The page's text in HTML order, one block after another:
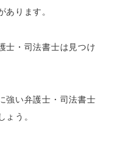
あります。
士・司法書士は見つけ
強い弁護士・司法書士
ょう。